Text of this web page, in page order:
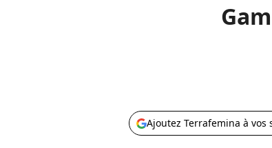
Ajoutez Terrafemina à vos